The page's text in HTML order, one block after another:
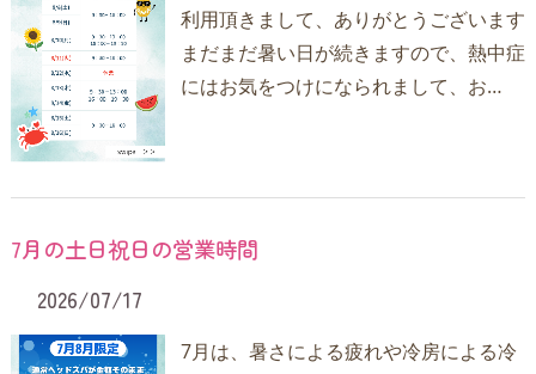
利用頂きまして、ありがとうございます
まだまだ暑い日が続きますので、熱中症
にはお気をつけになられまして、お…
7月の土日祝日の営業時間
2026/07/17
7月は、暑さによる疲れや冷房による冷